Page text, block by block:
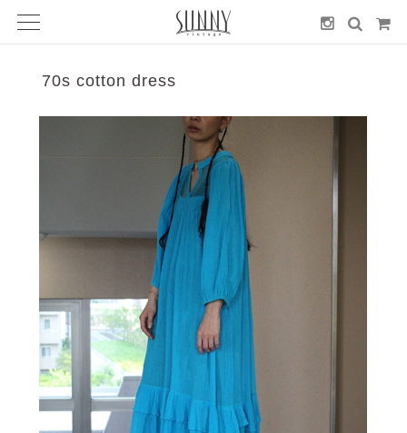
70s cotton dress